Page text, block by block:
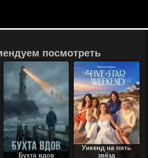
посмотреть
Бухта вдов
Уикенд на пять
звёзд